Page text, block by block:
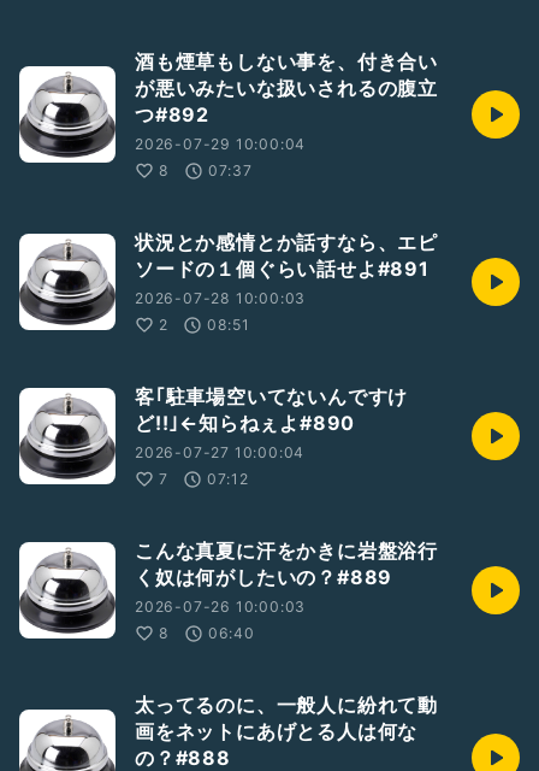
酒も煙草もしない事を、付き合い
が悪いみたいな扱いされるの腹立
つ#892
2026-07-29 10:00:04
8
07:37
状況とか感情とか話すなら、エピ
ソードの１個ぐらい話せよ#891
2026-07-28 10:00:03
2
08:51
客｢駐車場空いてないんですけ
ど!!｣←知らねぇよ#890
2026-07-27 10:00:04
7
07:12
こんな真夏に汗をかきに岩盤浴行
く奴は何がしたいの？#889
2026-07-26 10:00:03
8
06:40
太ってるのに、一般人に紛れて動
画をネットにあげとる人は何な
の？#888